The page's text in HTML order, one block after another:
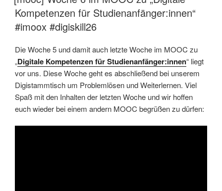
Kompetenzen für Studienanfänger:innen“
#imoox #digiskill26
Die Woche 5 und damit auch letzte Woche im MOOC zu
„Digitale Kompetenzen für Studienanfänger:innen“ liegt
vor uns. Diese Woche geht es abschließend bei unserem
Digistammtisch um Problemlösen und Weiterlernen. Viel
Spaß mit den Inhalten der letzten Woche und wir hoffen
euch wieder bei einem andern MOOC begrüßen zu dürfen: